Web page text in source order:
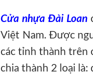
Cửa nhựa Đài Loan
Việt Nam. Được
các tỉnh thành trên
chia thành 2 loại là: